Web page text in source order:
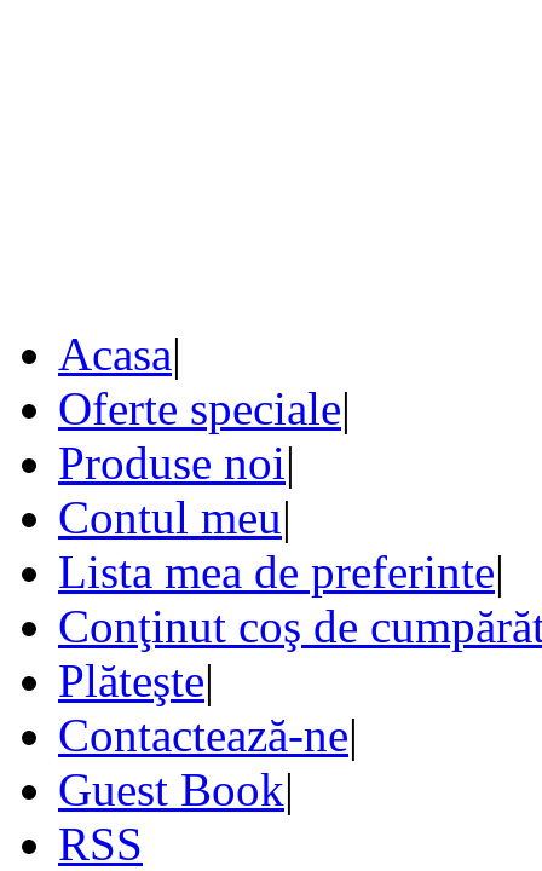
Acasa|
Oferte speciale|
Produse noi|
Contul meu|
Lista mea de preferinte|
Conţinut coş de
Plăteşte|
Contactează-ne|
Guest Book|
RSS